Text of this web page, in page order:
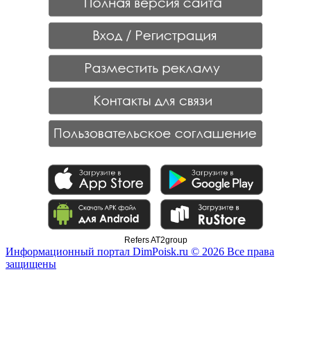
Refers AT2group
Информационный портал DimPoisk.ru © 2026 Все права
защищены